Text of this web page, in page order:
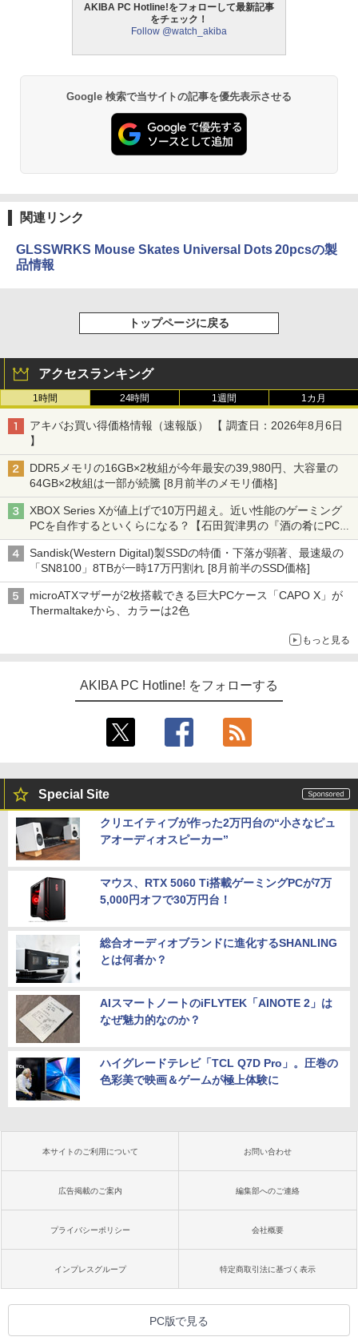
AKIBA PC Hotline!をフォローして最新記事
をチェック！
Follow @watch_akiba
Google 検索で当サイトの記事を優先表示させる
関連リンク
GLSSWRKS Mouse Skates Universal Dots 20pcsの製
品情報
トップページに戻る
アクセスランキング
1時間 24時間 1週間 1カ月
アキバお買い得価格情報（速報版） 【 調査日：2026年8月6日
】
DDR5メモリの16GB×2枚組が今年最安の39,980円、大容量の
64GB×2枚組は一部が続騰 [8月前半のメモリ価格]
XBOX Series Xが値上げで10万円超え。近い性能のゲーミング
PCを自作するといくらになる？【石田賀津男の『酒の肴にPCゲ
ーム』】
Sandisk(Western Digital)製SSDの特価・下落が顕著、最速級の
「SN8100」8TBが一時17万円割れ [8月前半のSSD価格]
microATXマザーが2枚搭載できる巨大PCケース「CAPO X」が
Thermaltakeから、カラーは2色
もっと見る
AKIBA PC Hotline! をフォローする
Special Site
クリエイティブが作った2万円台の“小さなピュ
アオーディオスピーカー”
マウス、RTX 5060 Ti搭載ゲーミングPCが7万
5,000円オフで30万円台！
総合オーディオブランドに進化するSHANLING
とは何者か？
AIスマートノートのiFLYTEK「AINOTE 2」は
なぜ魅力的なのか？
ハイグレードテレビ「TCL Q7D Pro」。圧巻の
色彩美で映画＆ゲームが極上体験に
本サイトのご利用について お問い合わせ
広告掲載のご案内 編集部へのご連絡
プライバシーポリシー 会社概要
インプレスグループ 特定商取引法に基づく表示
PC版で見る